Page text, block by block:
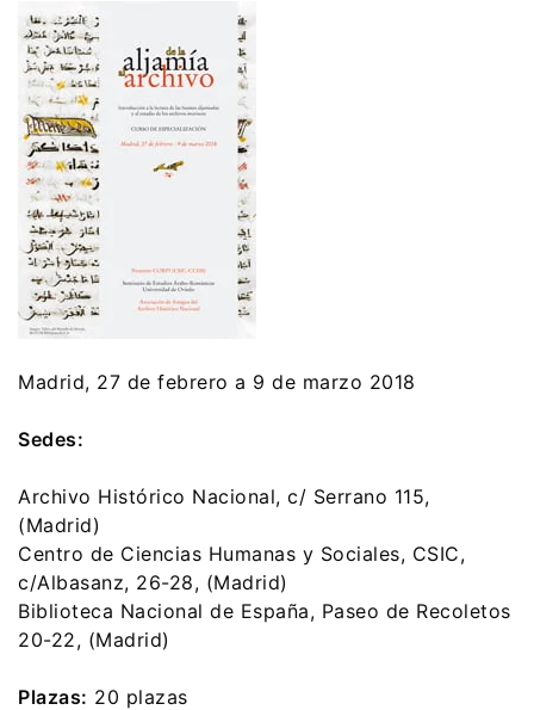
Madrid, 27 de febrero a 9 de marzo 2018
Sedes:
Archivo Histórico Nacional, c/ Serrano 115,
(Madrid)
Centro de Ciencias Humanas y Sociales, CSIC,
c/Albasanz, 26-28, (Madrid)
Biblioteca Nacional de España, Paseo de Recoletos
20-22, (Madrid)
Plazas: 20 plazas